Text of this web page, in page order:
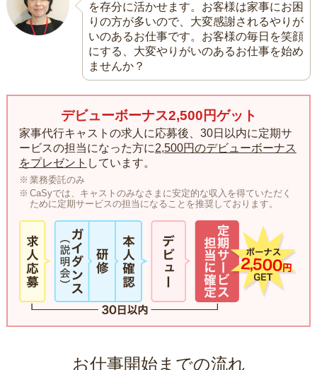
を存分に活かせます。お客様は家事にお困
りの方が多いので、大変感謝されるやりが
いのあるお仕事です。お客様の毎日を笑顔
にする、大変やりがいのあるお仕事を始め
ませんか？
デビューボーナス2,500円ゲット
家事代行キャストの求人に応募後、30日以内に定期サ
ービスの担当になった方に2,500円のデビューボーナス
をプレゼント しています。
業務委託のみ
CaSyでは、キャストのみなさまに安定的な収入を得ていただく
ために定期サービスの担当になることを推奨しております。
お仕事開始までの流れ